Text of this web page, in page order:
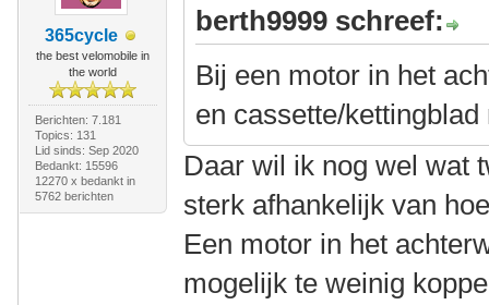
365cycle
the best velomobile in
the world
Berichten: 7.181
Topics: 131
Lid sinds: Sep 2020
Bedankt: 15596
12270 x bedankt in
5762 berichten
berth9999 schreef:
Bij een motor in het
en cassette/
Daar wil ik nog wel wat
sterk afhankelijk van
Een motor in het
mogelijk te weinig